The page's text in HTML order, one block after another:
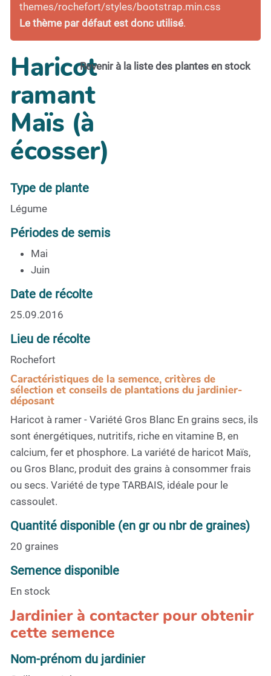
themes/rochefort/styles/bootstrap.min.css
Le thème par défaut est donc utilisé.
Revenir à la liste des plantes en stock
Haricot
ramant
Maïs (à
écosser)
Type de plante
Légume
Périodes de semis
Mai
Juin
Date de récolte
25.09.2016
Lieu de récolte
Rochefort
Caractéristiques de la semence, critères de
sélection et conseils de plantations du jardinier-
déposant
Haricot à ramer - Variété Gros Blanc En grains secs, ils
sont énergétiques, nutritifs, riche en vitamine B, en
calcium, fer et phosphore. La variété de haricot Maïs,
ou Gros Blanc, produit des grains à consommer frais
ou secs. Variété de type TARBAIS, idéale pour le
cassoulet.
Quantité disponible (en gr ou nbr de graines)
20 graines
Semence disponible
En stock
Jardinier à contacter pour obtenir
cette semence
Nom-prénom du jardinier